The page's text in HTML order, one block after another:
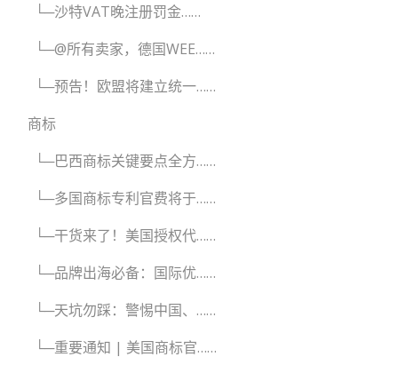
└─沙特VAT晚注册罚金……
└─@所有卖家，德国WEE……
└─预告！欧盟将建立统一……
商标
└─巴西商标关键要点全方……
└─多国商标专利官费将于……
└─干货来了！美国授权代……
└─品牌出海必备：国际优……
└─天坑勿踩：警惕中国、……
└─重要通知 | 美国商标官……